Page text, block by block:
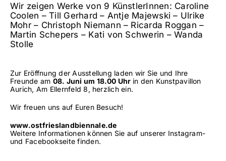
Wir zeigen Werke von 9 KünstlerInnen: Caroline
Coolen – Till Gerhard – Antje Majewski – Ulrike
Mohr – Christoph Niemann – Ricarda Roggan –
Martin Schepers – Kati von Schwerin – Wanda
Stolle
Zur Eröffnung der Ausstellung laden wir Sie und Ihre
Freunde am 08. Juni um 18.00 Uhr in den Kunst­pavillon
Aurich, Am Ellernfeld 8, herzlich ein.
Wir freuen uns auf Euren Besuch!
www.ostfrieslandbiennale.de
Weitere Informationen können Sie auf unserer Instagram-
und Facebookseite finden.